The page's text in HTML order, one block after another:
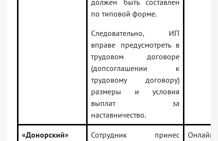
должен быть составлен
по типовой форме.
Следовательно, ИП
вправе предусмотреть в
трудовом договоре
(допсоглашении к
трудовому договору)
размеры и условия
выплат за
наставничество.
«Донорский»
Сотрудник принес